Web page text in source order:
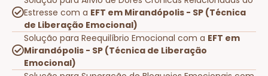
Estresse com a EFT em Mirandópolis - SP (Técnica
de Liberação Emocional)
Solução para Reequilíbrio Emocional com a EFT em
Mirandópolis - SP (Técnica de Liberação
Emocional)